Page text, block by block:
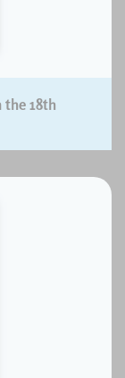
the 18th